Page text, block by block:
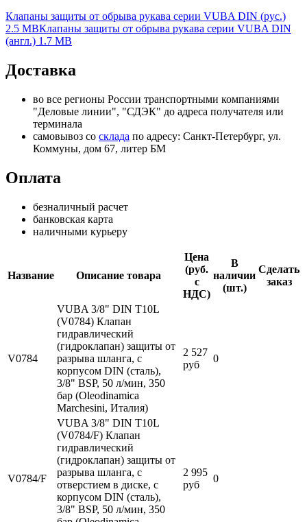
Клапаны защиты от обрыва рукава серии VUBA DIN (рус.)
2.5 MBКлапаны защиты от обрыва рукава серии VUBA DIN
(англ.) 1.7 MB
Доставка
во все регионы России транспортными компаниями
"Деловые линии", "СДЭК" до адреса получателя или
терминала
самовывоз со склада по адресу: Санкт-Петербург, ул.
Коммуны, дом 67, литер БМ
Оплата
безналичный расчет
банковская карта
наличными курьеру
Название Описание товара
Цена
(руб.
с
НДС)
В
наличии
(шт.)
Сделать
заказ
V0784
VUBA 3/8" DIN T10L
(V0784) Клапан
гидравлический
(гидроклапан) защиты от
разрыва шланга, с
корпусом DIN (сталь),
3/8" BSP, 50 л/мин, 350
бар (Oleodinamica
Marchesini, Италия)
2 527
руб
0
V0784/F
VUBA 3/8" DIN T10L
(V0784/F) Клапан
гидравлический
(гидроклапан) защиты от
разрыва шланга, с
отверстием в диске, с
корпусом DIN (сталь),
3/8" BSP, 50 л/мин, 350
2 995
руб
0